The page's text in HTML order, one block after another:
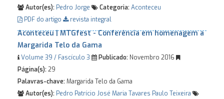
Autor(es): Pedro Jorge Categoria:Aconteceu
PDF do artigo
revista integral
Aconteceu | MTGfest - Conferência em homenagem a
Margarida Telo da Gama
Volume 39 / Fascículo 3 Publicado: Novembro 2016
Página(s):29
Palavras-chave:Margarida Telo da Gama
Autor(es): Pedro Patrício José Maria Tavares Paulo Teixeira